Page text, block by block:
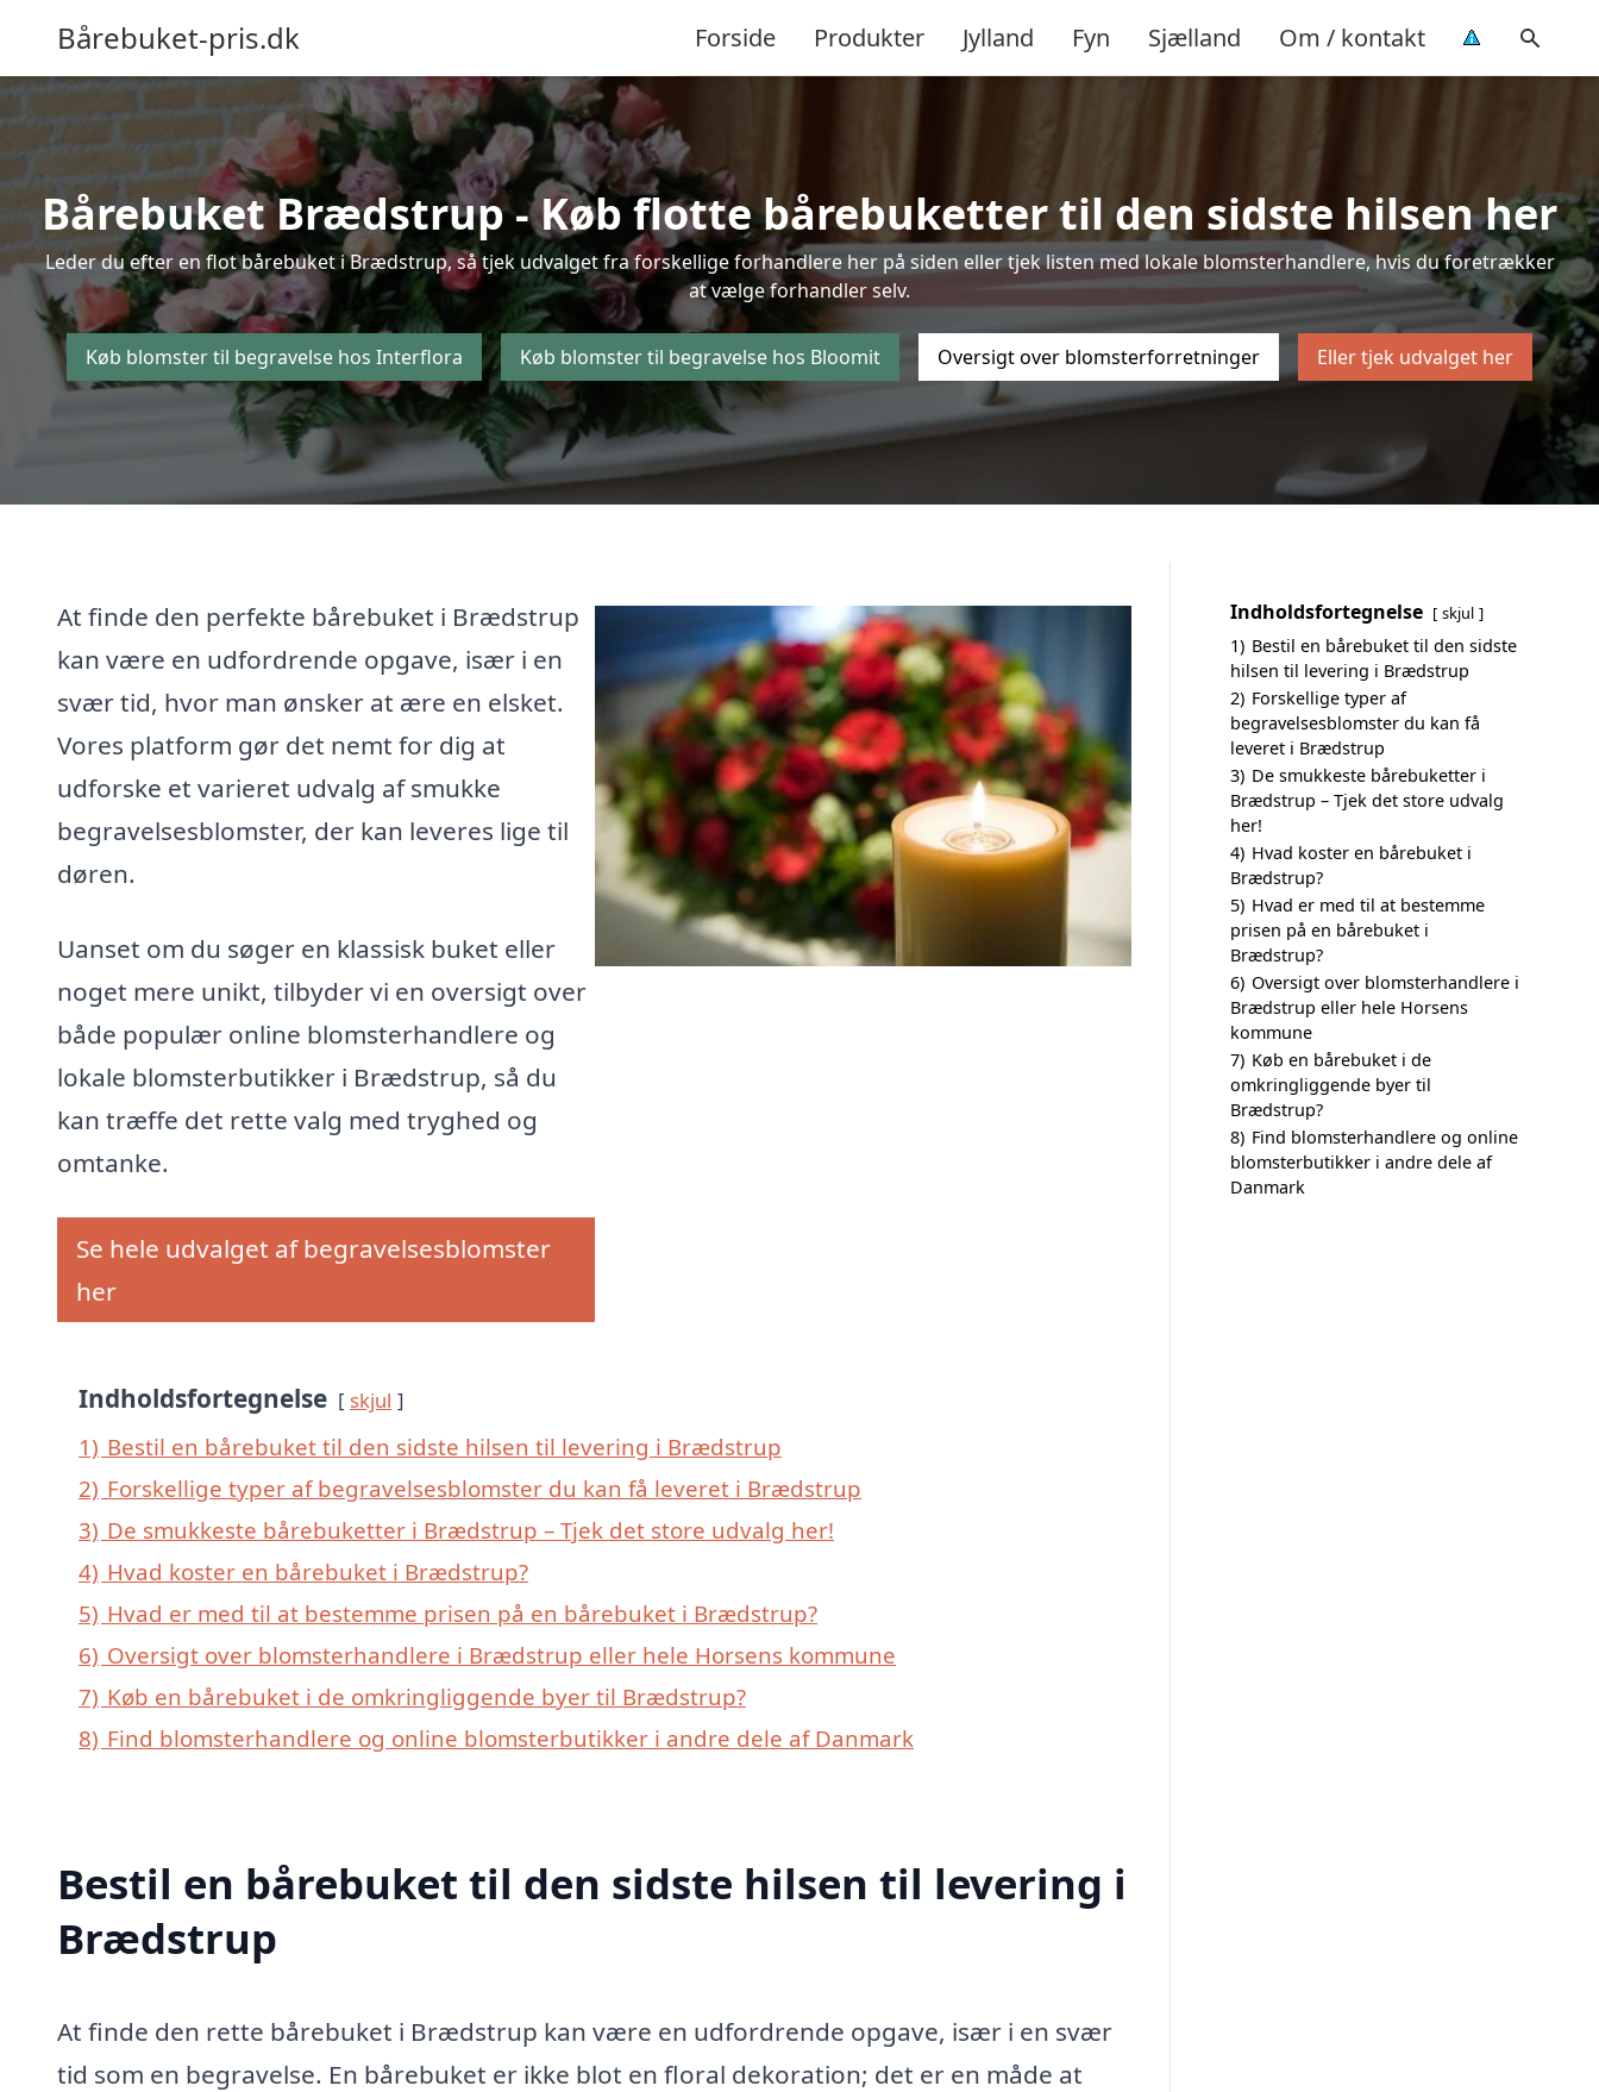
Bårebuket-pris.dk Forside Produkter Jylland Fyn Sjælland Om / kontakt
Bårebuket Brædstrup - Køb flotte bårebuketter til den sidste hilsen her
Leder du efter en flot bårebuket i Brædstrup, så tjek udvalget fra forskellige forhandlere her på siden eller tjek listen med lokale blomsterhandlere, hvis du foretrækker
at vælge forhandler selv.
Køb blomster til begravelse hos Interflora Køb blomster til begravelse hos Bloomit Oversigt over blomsterforretninger Eller tjek udvalget her
At finde den perfekte bårebuket i Brædstrup
kan være en udfordrende opgave, især i en
svær tid, hvor man ønsker at ære en elsket.
Vores platform gør det nemt for dig at
udforske et varieret udvalg af smukke
begravelsesblomster, der kan leveres lige til
døren.
Uanset om du søger en klassisk buket eller
noget mere unikt, tilbyder vi en oversigt over
både populær online blomsterhandlere og
lokale blomsterbutikker i Brædstrup, så du
kan træffe det rette valg med tryghed og
omtanke.
Se hele udvalget af begravelsesblomster
her
Indholdsfortegnelse skjul
1) Bestil en bårebuket til den sidste hilsen til levering i Brædstrup
2) Forskellige typer af begravelsesblomster du kan få leveret i Brædstrup
3) De smukkeste bårebuketter i Brædstrup – Tjek det store udvalg her!
4) Hvad koster en bårebuket i Brædstrup?
5) Hvad er med til at bestemme prisen på en bårebuket i Brædstrup?
6) Oversigt over blomsterhandlere i Brædstrup eller hele Horsens kommune
7) Køb en bårebuket i de omkringliggende byer til Brædstrup?
8) Find blomsterhandlere og online blomsterbutikker i andre dele af Danmark
Bestil en bårebuket til den sidste hilsen til levering i
Brædstrup
At finde den rette bårebuket i Brædstrup kan være en udfordrende opgave, især i en svær
tid som en begravelse. En bårebuket er ikke blot en floral dekoration; det er en måde at
Indholdsfortegnelse skjul
1) Bestil en bårebuket til den sidste
hilsen til levering i Brædstrup
2) Forskellige typer af
begravelsesblomster du kan få
leveret i Brædstrup
3) De smukkeste bårebuketter i
Brædstrup – Tjek det store udvalg
her!
4) Hvad koster en bårebuket i
Brædstrup?
5) Hvad er med til at bestemme
prisen på en bårebuket i
Brædstrup?
6) Oversigt over blomsterhandlere i
Brædstrup eller hele Horsens
kommune
7) Køb en bårebuket i de
omkringliggende byer til
Brædstrup?
8) Find blomsterhandlere og online
blomsterbutikker i andre dele af
Danmark